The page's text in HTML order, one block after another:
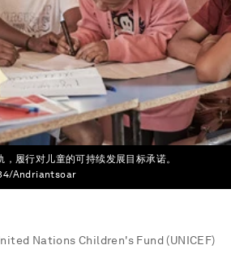
履行对儿童的可持续发展目标承诺。
Andriantsoar
Nations Children's Fund (UNICEF)